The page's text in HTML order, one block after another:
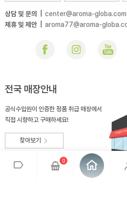
0
상담 및 문의
center@aroma-globa.com
제휴 및 제안
aroma77@aroma-
전국 매장안내
공식수입원이 인증한 정품 취급 매장에서
직접 시향하고 구매하세요!
찾아보기
브랜드소개